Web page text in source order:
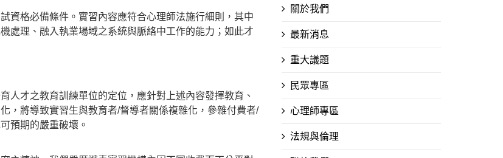
資格必備條件。實習內容應符合心理師法施行細則，其中
處理、融入執業場域之系統與脈絡中工作的能力；如此才
人才之教育訓練單位的定位，應針對上述內容發揮教育、
，將導致實習生與教育者/督導者關係複雜化，參雜付費者/
預期的嚴重破壞。
關於我們
最新消息
重大議題
民眾專區
心理師專區
法規與倫理